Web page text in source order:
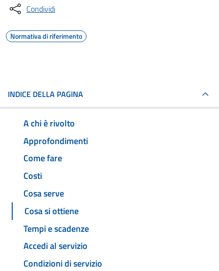
Condividi
Normativa di riferimento
INDICE DELLA PAGINA
A chi è rivolto
Approfondimenti
Come fare
Costi
Cosa serve
Cosa si ottiene
Tempi e scadenze
Accedi al servizio
Condizioni di servizio